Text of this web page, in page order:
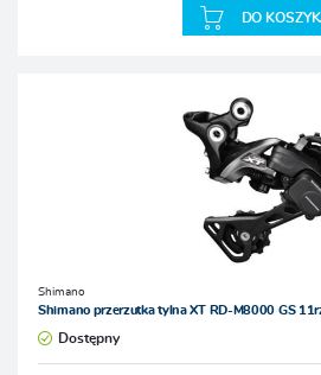
DO
Shimano
Shimano przerzutka tylna XT RD-M8000 GS
Dostępny